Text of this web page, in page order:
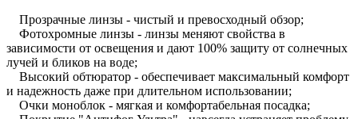
Прозрачные линзы - чистый и превосходный обзор;
Фотохромные линзы - линзы меняют свойства в
зависимости от освещения и дают 100% защиту от солнечных
лучей и бликов на воде;
Высокий обтюратор - обеспечивает максимальный комфорт
и надежность даже при длительном использовании;
Очки моноблок - мягкая и комфортабельная посадка;